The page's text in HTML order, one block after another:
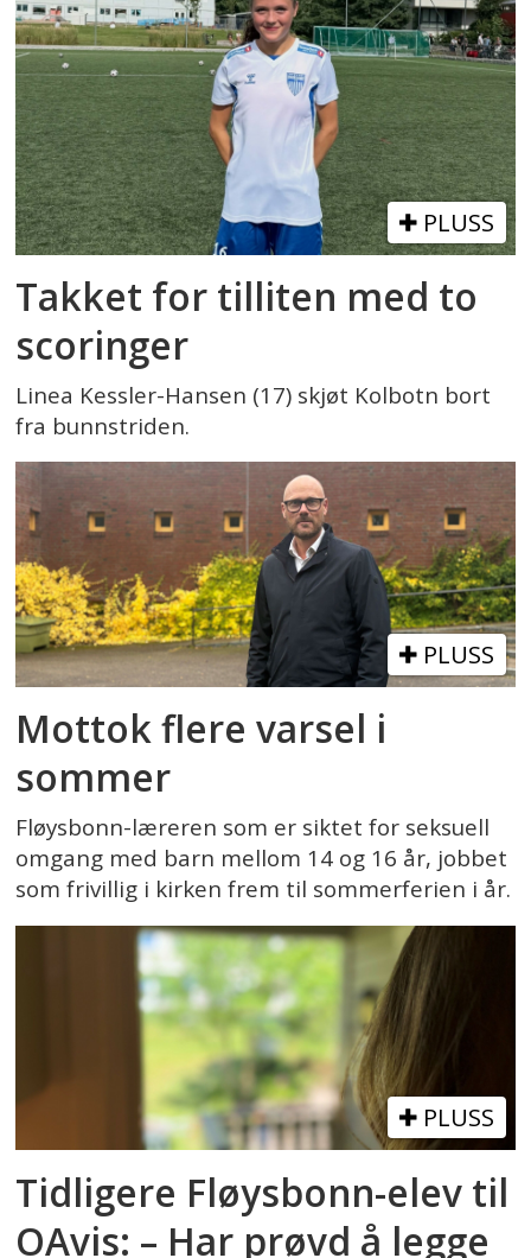
PLUSS
Takket for tilliten med to
scoringer
Linea Kessler-Hansen (17) skjøt Kolbotn bort
fra bunnstriden.
PLUSS
Mottok flere varsel i
sommer
Fløysbonn-læreren som er siktet for seksuell
omgang med barn mellom 14 og 16 år, jobbet
som frivillig i kirken frem til sommerferien i år.
PLUSS
Tidligere Fløysbonn-elev til
OAvis: – Har prøvd å legge